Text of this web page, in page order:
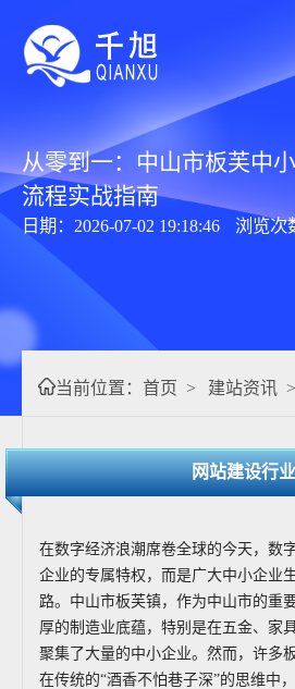
从零到一：中山市板芙中
流程实战指南
日期：2026-07-02 19:18:46 浏览次
当前位置： 首页 > 建站资讯 >
网站建设行业
在数字经济浪潮席卷全球的今天，数
企业的专属特权，而是广大中小企业
路。中山市板芙镇，作为中山市的重
厚的制造业底蕴，特别是在五金、家
聚集了大量的中小企业。然而，许多
在传统的“酒香不怕巷子深”的思维中